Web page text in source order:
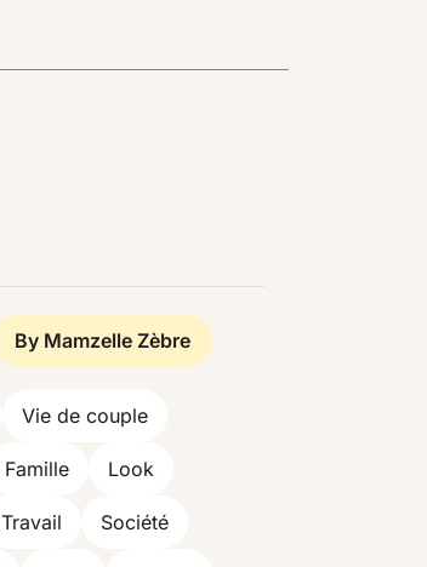
By Mamzelle Zèbre
Vie de couple
Famille Look
Travail Société